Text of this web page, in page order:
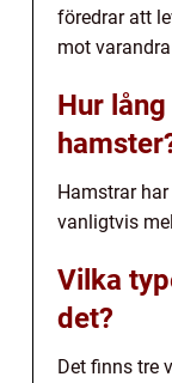
föredrar att
mot
Hur
Hamstrar
vanligtvis
Vilka
det?
Det finns tre